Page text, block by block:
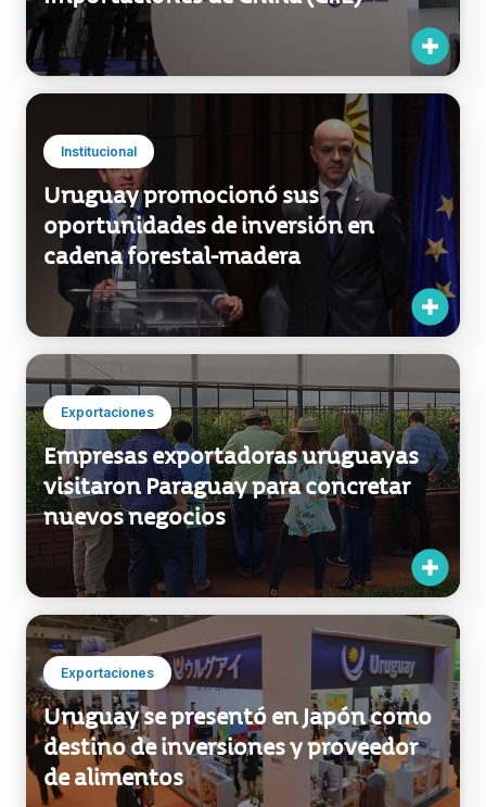
Importaciones de China (CIIE)
Uruguay promocionó sus
oportunidades de inversión en
cadena forestal-madera
Exportaciones
Empresas exportadoras uruguayas
visitaron Paraguay para concretar
nuevos negocios
Exportaciones
Uruguay se presentó en Japón como
destino de inversiones y proveedor
de alimentos